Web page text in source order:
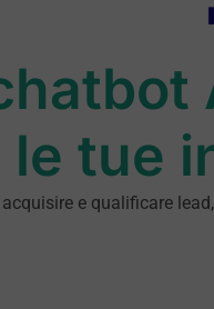
le tue
e qualificare